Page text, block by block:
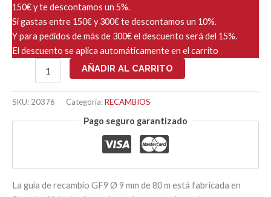
150€ y te descontamos un 5%.
Si gastas entre 150€ y 300€ te descontamos un 10%.
Y para pedidos de más de 300€ el descuento será del 15%.
El descuento se aplica automáticamente en el carrito
RECAMBIO
Ø
-
AÑADIR AL CARRITO
SKU: 20376 Categoría:RECAMBIOS
Pago seguro garantizado
La guía de recambio GF9 Ø 9 mm de 80 m está fabricada en